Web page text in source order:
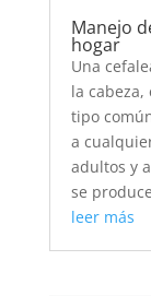
Manejo
hogar
Una
la
tipo
a
adultos y
se
leer más